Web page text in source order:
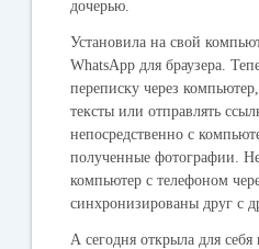
дочерью.
Установила на свой
WhatsApp для браузера.
переписку через
тексты или отправлять
непосредственно с
полученные фотографии.
компьютер с телефоном
синхронизированы друг с
А сегодня открыла для